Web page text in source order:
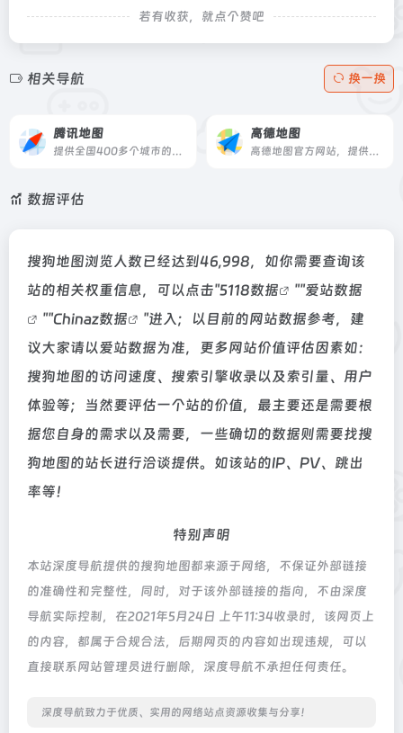
若有收获，就点个赞吧
相关导航 换一换
腾讯地图
提供全国400多个城市的地图浏览、地址查询、兴趣点搜索、公交换乘、驾车导航、公交线路及站点查询等多项服务
高德地图
高德地图官方网站，提供全国地图浏览，地点搜索，公交驾车查询服务。可同时查看商家团购、优惠信息。高德地图，您的出行、生活好帮手。
数据评估
搜狗地图浏览人数已经达到46,998，如你需要查询该
站的相关权重信息，可以点击"5118数据 ""爱站数据
""Chinaz数据
"进入；以目前的网站数据参考，建
议大家请以爱站数据为准，更多网站价值评估因素如：
搜狗地图的访问速度、搜索引擎收录以及索引量、用户
体验等；当然要评估一个站的价值，最主要还是需要根
据您自身的需求以及需要，一些确切的数据则需要找搜
狗地图的站长进行洽谈提供。如该站的IP、PV、跳出
率等！
特别声明
本站深度导航提供的搜狗地图都来源于网络，不保证外部链接
的准确性和完整性，同时，对于该外部链接的指向，不由深度
导航实际控制，在2021年5月24日 上午11:34收录时，该网页上
的内容，都属于合规合法，后期网页的内容如出现违规，可以
直接联系网站管理员进行删除，深度导航不承担任何责任。
深度导航致力于优质、实用的网络站点资源收集与分享！